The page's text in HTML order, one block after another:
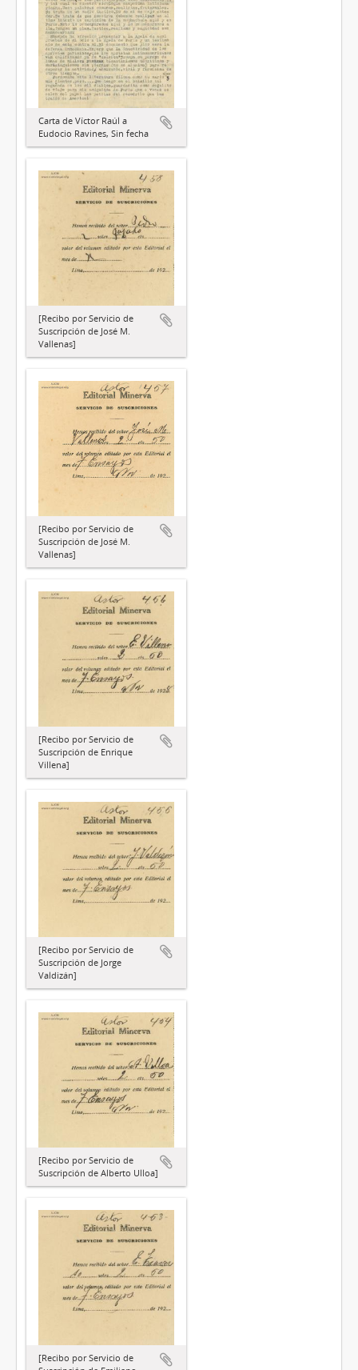
Carta de Víctor Raúl a
Eudocio Ravines, Sin fecha
[Recibo por Servicio de
Suscripción de José M.
Vallenas]
[Recibo por Servicio de
Suscripción de José M.
Vallenas]
[Recibo por Servicio de
Suscripción de Enrique
Villena]
[Recibo por Servicio de
Suscripción de Jorge
Valdizán]
[Recibo por Servicio de
Suscripción de Alberto Ulloa]
[Recibo por Servicio de